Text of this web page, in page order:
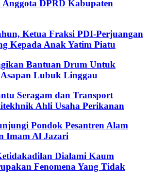
Anggota DPRD Kabupaten
Ketua Fraksi PDI-Perjuangan
Kepada Anak Yatim Piatu
Bantuan Drum Untuk
Lubuk Linggau
Seragam dan Transport
Ahli Usaha Perikanan
Pondok Pesantren Alam
Imam Al Jazari
Dialami Kaum
Fenomena Yang Tidak